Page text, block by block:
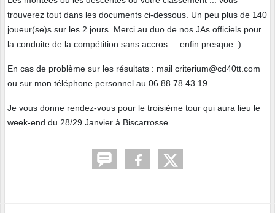
trouverez tout dans les documents ci-dessous. Un peu plus de 140
joueur(se)s sur les 2 jours. Merci au duo de nos JAs officiels pour
la conduite de la compétition sans accros ... enfin presque :)
En cas de problème sur les résultats : mail criterium@cd40tt.com
ou sur mon téléphone personnel au 06.88.78.43.19.
Je vous donne rendez-vous pour le troisième tour qui aura lieu le
week-end du 28/29 Janvier à Biscarrosse ...